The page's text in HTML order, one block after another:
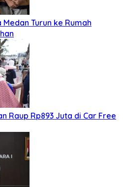
Medan Turun ke Rumah
Raup Rp893 Juta di Car Free